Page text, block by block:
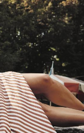
магазинов